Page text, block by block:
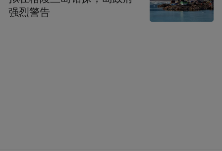
强烈警告